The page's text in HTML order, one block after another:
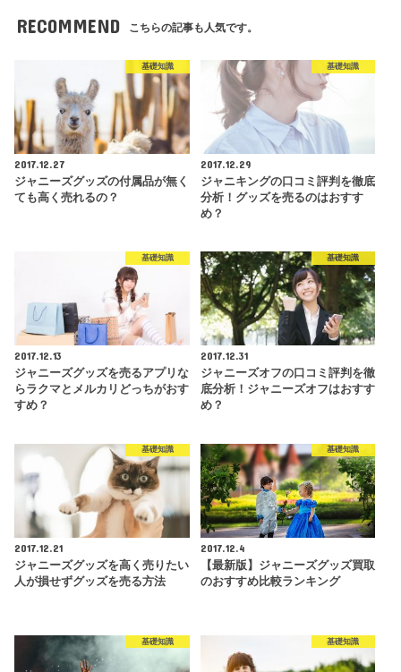
RECOMMEND こちらの記事も人気です。
基礎知識
2017.12.27
ジャニーズグッズの付属品が無く
ても高く売れるの？
基礎知識
2017.12.29
ジャニキングの口コミ評判を徹底
分析！グッズを売るのはおすす
め？
基礎知識
2017.12.13
ジャニーズグッズを売るアプリな
らラクマとメルカリどっちがおす
すめ？
基礎知識
2017.12.31
ジャニーズオフの口コミ評判を徹
底分析！ジャニーズオフはおすす
め？
基礎知識
2017.12.21
ジャニーズグッズを高く売りたい
人が損せずグッズを売る方法
基礎知識
2017.12.4
【最新版】ジャニーズグッズ買取
のおすすめ比較ランキング
基礎知識 基礎知識